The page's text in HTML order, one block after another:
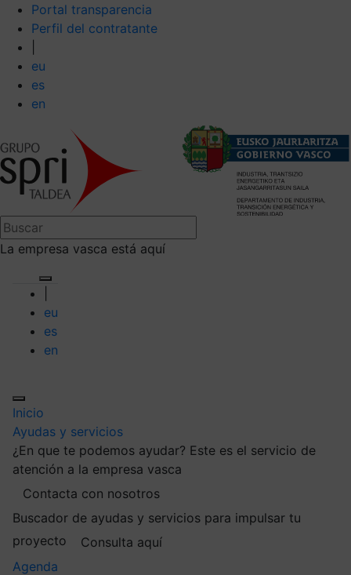
Portal transparencia
Perfil del contratante
eu
es
en
La empresa vasca está aquí
eu
es
en
Inicio
Ayudas y servicios
¿En que te podemos ayudar? Este es el servicio de
atención a la empresa vasca
Contacta con nosotros
Buscador de ayudas y servicios para impulsar tu
proyecto
Consulta aquí
Agenda